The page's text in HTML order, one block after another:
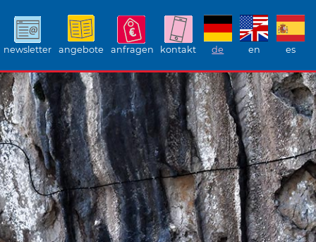
newsletter angebote anfragen kontakt de en es